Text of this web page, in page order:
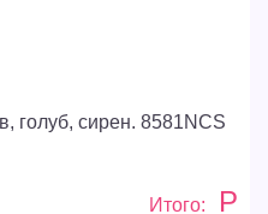
голуб, сирен. 8581NCS
Итого: Р
Р